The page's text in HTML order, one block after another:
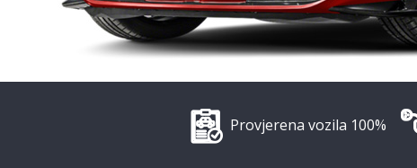
Provjerena vozila 100%